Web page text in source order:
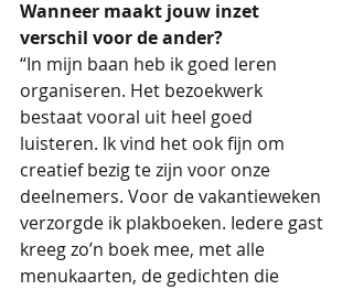
Wanneer maakt jouw inzet
verschil voor de ander?
“In mijn baan heb ik goed leren
organiseren. Het bezoekwerk
bestaat vooral uit heel goed
luisteren. Ik vind het ook fijn om
creatief bezig te zijn voor onze
deelnemers. Voor de vakantieweken
verzorgde ik plakboeken. Iedere gast
kreeg zo’n boek mee, met alle
menukaarten, de gedichten die